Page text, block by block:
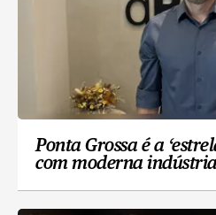
Ponta Grossa é a
com moderna